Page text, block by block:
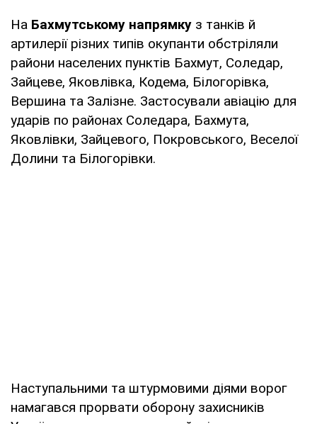
На Бахмутському напрямку з танків й
артилерії різних типів окупанти обстріляли
райони населених пунктів Бахмут, Соледар,
Зайцеве, Яковлівка, Кодема, Білогорівка,
Вершина та Залізне. Застосували авіацію для
ударів по районах Соледара, Бахмута,
Яковлівки, Зайцевого, Покровського, Веселої
Долини та Білогорівки.
Наступальними та штурмовими діями ворог
намагався прорвати оборону захисників